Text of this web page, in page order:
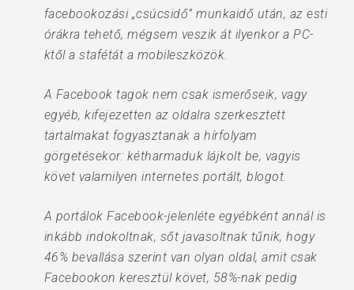
facebookozási „csúcsidő” munkaidő után, az esti
órákra tehető, mégsem veszik át ilyenkor a PC-
ktől a stafétát a mobileszközök.
A Facebook tagok nem csak ismerőseik, vagy
egyéb, kifejezetten az oldalra szerkesztett
tartalmakat fogyasztanak a hírfolyam
görgetésekor: kétharmaduk lájkolt be, vagyis
követ valamilyen internetes portált, blogot.
A portálok Facebook-jelenléte egyébként annál is
inkább indokoltnak, sőt javasoltnak tűnik, hogy
46% bevallása szerint van olyan oldal, amit csak
Facebookon keresztül követ, 58%-nak pedig